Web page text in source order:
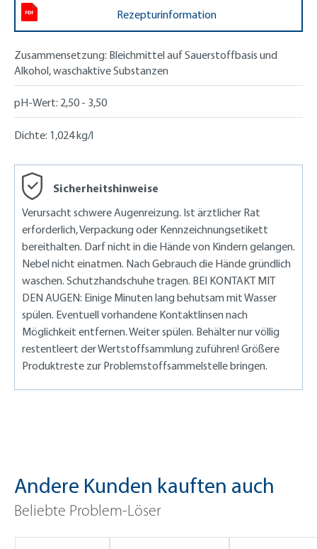
Rezepturinformation
Zusammensetzung: Bleichmittel auf Sauerstoffbasis und
Alkohol, waschaktive Substanzen
pH-Wert: 2,50 - 3,50
Dichte: 1,024 kg/l
Sicherheitshinweise
Verursacht schwere Augenreizung. Ist ärztlicher Rat
erforderlich, Verpackung oder Kennzeichnungsetikett
bereithalten. Darf nicht in die Hände von Kindern gelangen.
Nebel nicht einatmen. Nach Gebrauch die Hände gründlich
waschen. Schutzhandschuhe tragen. BEI KONTAKT MIT
DEN AUGEN: Einige Minuten lang behutsam mit Wasser
spülen. Eventuell vorhandene Kontaktlinsen nach
Möglichkeit entfernen. Weiter spülen. Behälter nur völlig
restentleert der Wertstoffsammlung zuführen! Größere
Produktreste zur Problemstoffsammelstelle bringen.
Andere Kunden kauften auch
Beliebte Problem-Löser